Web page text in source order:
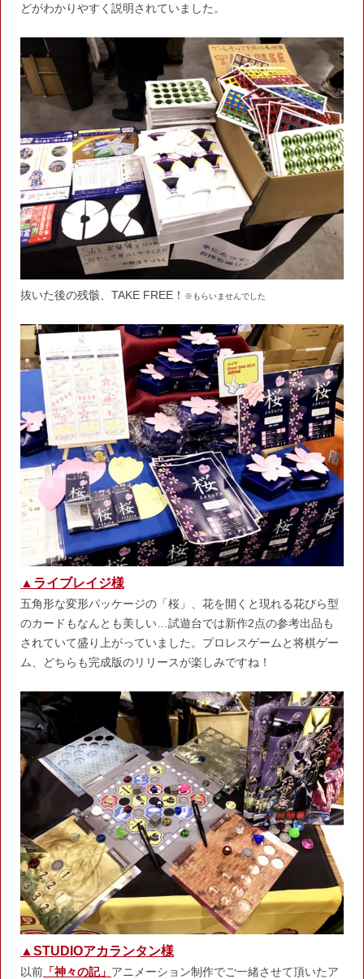
どがわかりやすく説明されていました。
抜いた後の残骸、TAKE FREE！ ※もらいませんでした
▲ライブレイジ様
五角形な変形パッケージの「桜」、花を開くと現れる花びら型
のカードもなんとも美しい…試遊台では新作2点の参考出品も
されていて盛り上がっていました。プロレスゲームと将棋ゲー
ム、どちらも完成版のリリースが楽しみですね！
▲STUDIOアカランタン様
以前 「神々の記」 アニメーション制作でご一緒させて頂いたア